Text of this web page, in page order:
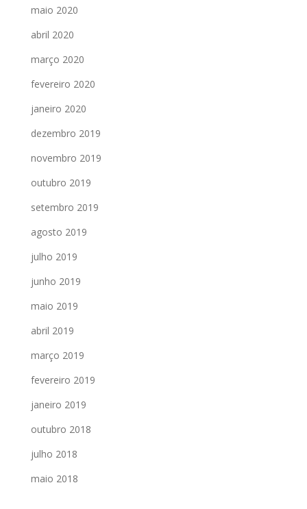
maio 2020
abril 2020
março 2020
fevereiro 2020
janeiro 2020
dezembro 2019
novembro 2019
outubro 2019
setembro 2019
agosto 2019
julho 2019
junho 2019
maio 2019
abril 2019
março 2019
fevereiro 2019
janeiro 2019
outubro 2018
julho 2018
maio 2018